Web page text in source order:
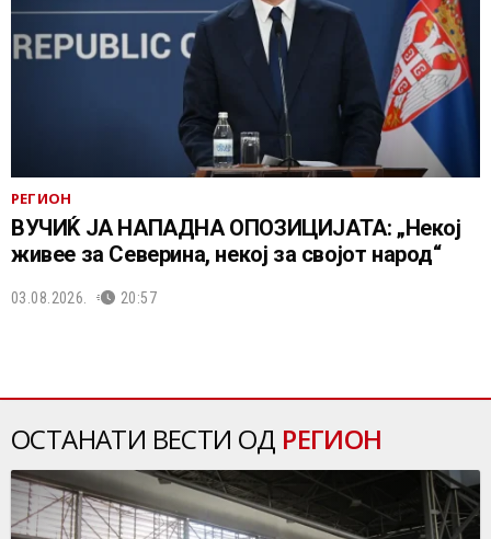
РЕГИОН
ВУЧИЌ ЈА НАПАДНА ОПОЗИЦИЈАТА: „Некој
живее за Северина, некој за својот народ“
03.08.2026. 20:57
ОСТАНАТИ ВЕСТИ ОД РЕГИОН